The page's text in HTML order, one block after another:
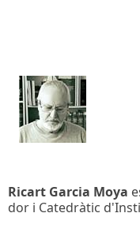
Ricart Garcia Moya
dor i Catedràtic